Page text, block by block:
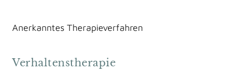
Anerkanntes Therapieverfahren
Verhaltenstherapie